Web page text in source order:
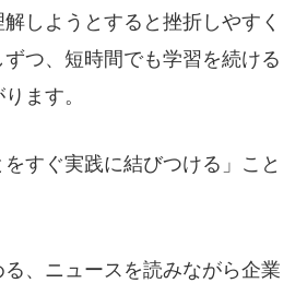
しようとすると挫折しやすく
つ、短時間でも学習を続ける
ます。
すぐ実践に結びつける」こと
、ニュースを読みながら企業